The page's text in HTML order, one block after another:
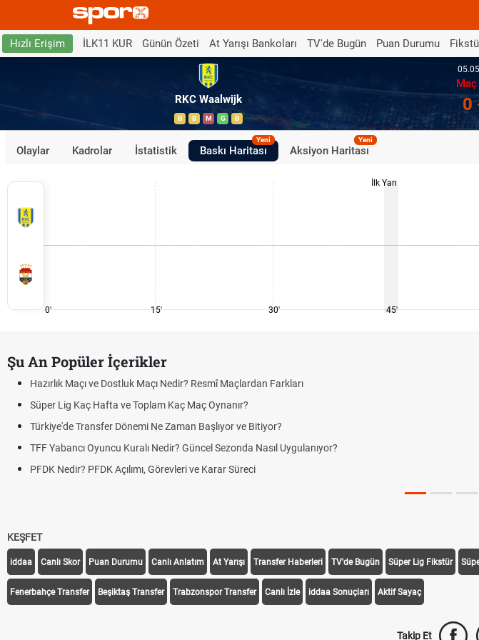
Hızlı Erişim İLK11 KUR Günün Özeti At Yarışı Bankoları TV'de Bugün Puan Durumu
RKC Waalwijk
B B M G B
Maç
0
Olaylar Kadrolar İstatistik Baskı Haritası
Yeni
Aksiyon Haritası
Yeni
0' 15' 30'
İlk Yarı
45'
Şu An Popüler İçerikler
Hazırlık Maçı ve Dostluk Maçı Nedir? Resmî Maçlardan Farkları
Süper Lig Kaç Hafta ve Toplam Kaç Maç Oynanır?
Türkiye'de Transfer Dönemi Ne Zaman Başlıyor ve Bitiyor?
TFF Yabancı Oyuncu Kuralı Nedir? Güncel Sezonda Nasıl Uygulanıyor?
PFDK Nedir? PFDK Açılımı, Görevleri ve Karar Süreci
KEŞFET
iddaa Canlı Skor Puan Durumu Canlı Anlatım At Yarışı Transfer Haberleri TV'de Bugün Süper Lig Fikstür
Fenerbahçe Transfer Beşiktaş Transfer Trabzonspor Transfer Canlı İzle iddaa Sonuçları Aktif Sayaç
Takip Et